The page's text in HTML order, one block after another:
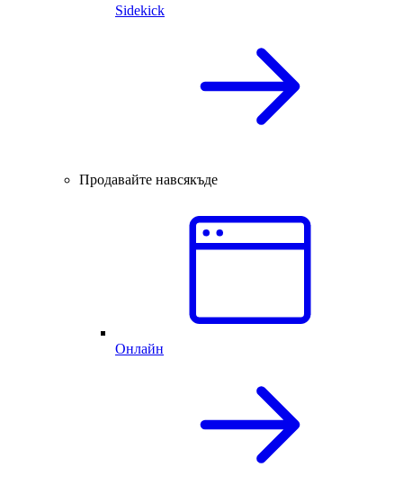
Sidekick
Продавайте навсякъде
Онлайн